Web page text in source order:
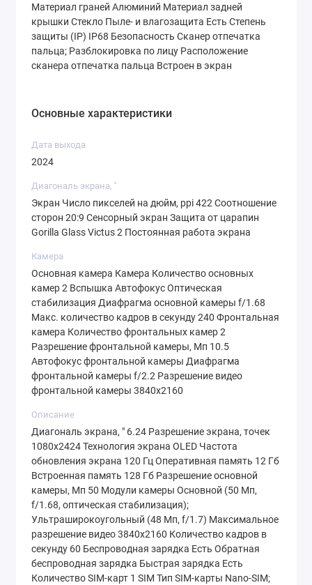
Потрясающий OLED-экран
Дисплей с диагональю 6.24 дюйма и
разрешением 1080x2424 пикселей
делает изображение четким и
просмотра видео и игр.
Камера профессионального уровня
Основная камера на 50 Мп позволяет
делать потрясающие фотографии даже в
условиях слабого освещения. Благодаря
алгоритмам искусственного интеллекта от
Google, снимки получаются естественными
и детализированными.
Достаточный объем памяти
Смартфон оснащен 12 Гб оперативной
памяти, что обеспечивает быструю работу
даже с самыми требовательными
объемом 128 Гб позволяет хранить тысячи
фотографий, видео и приложений.
Долгий срок работы от аккумулятора
Батарея емкостью 4700 мАч обеспечивает
длительное время работы без подзарядки.
Смартфон поддерживает быструю зарядку,
что позволяет быстро восстановить заряд
аккумулятора.
Материал граней Алюминий Материал задней
крышки Стекло Пыле- и влагозащита Есть Степень
защиты (IP) IP68 Безопасность Сканер отпечатка
пальца; Разблокировка по лицу Расположение
сканера отпечатка пальца Встроен в экран
Основные характеристики
Дата выхода
2024
Диагональ экрана, ''
Экран Число пикселей на дюйм, ppi 422 Соотношение
сторон 20:9 Сенсорный экран Защита от царапин
Gorilla Glass Victus 2 Постоянная работа экрана
Камера
Основная камера Камера Количество основных
камер 2 Вспышка Автофокус Оптическая
стабилизация Диафрагма основной камеры f/1.68
Макс. количество кадров в секунду 240 Фронтальная
камера Количество фронтальных камер 2
Разрешение фронтальной камеры, Мп 10.5
Автофокус фронтальной камеры Диафрагма
фронтальной камеры f/2.2 Разрешение видео
фронтальной камеры 3840х2160
Описание
Диагональ экрана, " 6.24 Разрешение экрана, точек
1080x2424 Технология экрана OLED Частота
обновления экрана 120 Гц Оперативная память 12 Гб
Встроенная память 128 Гб Разрешение основной
камеры, Мп 50 Модули камеры Основной (50 Мп,
f/1.68, оптическая стабилизация);
Ультраширокоугольный (48 Мп, f/1.7) Максимальное
разрешение видео 3840x2160 Количество кадров в
секунду 60 Беспроводная зарядка Есть Обратная
беспроводная зарядка Быстрая зарядка Есть
Количество SIM-карт 1 SIM Тип SIM-карты Nano-SIM;